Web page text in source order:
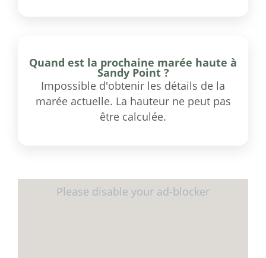
Quand est la prochaine marée haute à
Sandy Point ?
Impossible d'obtenir les détails de la
marée actuelle. La hauteur ne peut pas
être calculée.